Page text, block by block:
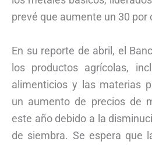
prevé que aumente un 30 por
En su reporte de abril, el
los productos agrícolas,
alimenticios y las materias
un aumento de precios de
este año debido a la
de siembra. Se espera que